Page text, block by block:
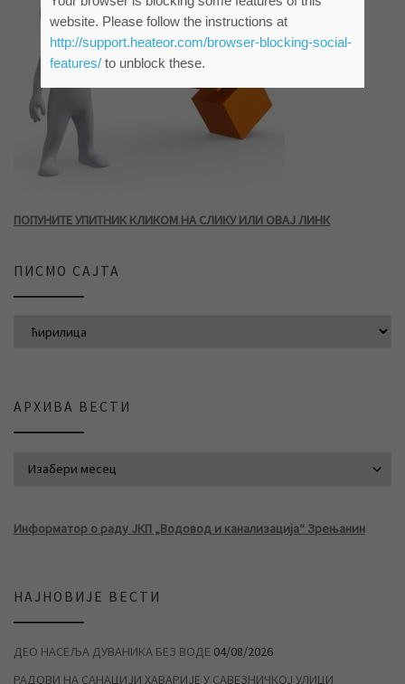
ПОПУНИТЕ УПИТНИК КЛИКОМ НА СЛИКУ ИЛИ ОВАЈ ЛИНК
ПИСМО САЈТА
АРХИВА ВЕСТИ
Информатор о раду ЈКП „Водовод и канализација“ Зрењанин
НАЈНОВИЈЕ ВЕСТИ
ДЕО НАСЕЉА ДУВАНИКА БЕЗ ВОДЕ 04/08/2026
РАДОВИ НА САНАЦИЈИ ХАВАРИЈЕ У САВЕЗНИЧКОЈ УЛИЦИ
website. Please follow the instructions at
http://support.heateor.com/browser-blocking-social-
features/to unblock these.